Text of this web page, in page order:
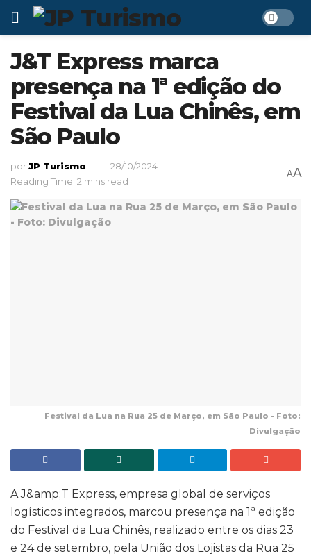
J&T Express marca
presença na 1ª edição do
Festival da Lua Chinês, em
São Paulo
porJP Turismo
28/10/2024
Reading Time: 2 mins read
AA
Festival da Lua na Rua 25 de Março, em São Paulo - Foto:
Divulgação
A J&amp;T Express, empresa global de serviços
logísticos integrados, marcou presença na 1ª edição
do Festival da Lua Chinês, realizado entre os dias 23
e 24 de setembro, pela União dos Lojistas da Rua 25